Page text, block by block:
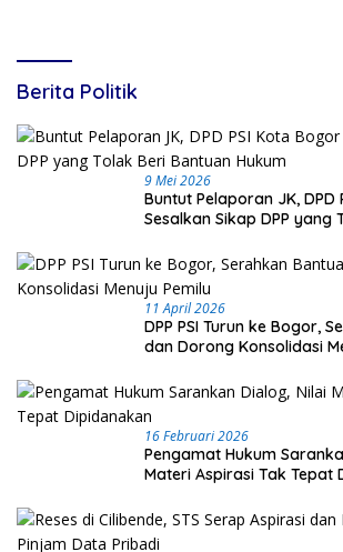
Berita Politik
9 Mei 2026
Buntut Pelaporan JK, DPD
Sesalkan Sikap DPP yang
11 April 2026
DPP PSI Turun ke Bogor,
dan Dorong Konsolidasi
16 Februari 2026
Pengamat Hukum
Materi Aspirasi Tak Tepat